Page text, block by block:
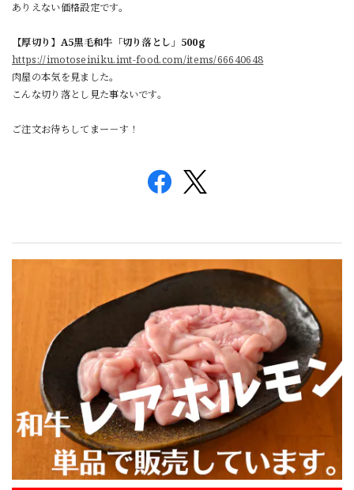
ありえない価格設定です。
【厚切り】A5黒毛和牛「切り落とし」500g
https://imotoseiniku.imt-food.com/items/66640648
肉屋の本気を見ました。
こんな切り落とし見た事ないです。
ご注文お待ちしてまー－す！